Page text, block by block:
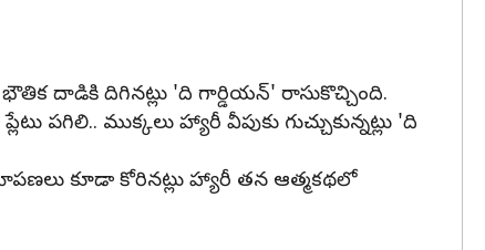
దాడికి దిగినట్లు 'ది గార్డియన్' రాసుకొచ్చింది.
ముక్కలు హ్యారీ వీపుకు గుచ్చుకున్నట్లు 'ది
కూడా కోరినట్లు హ్యారీ తన ఆత్మకథలో